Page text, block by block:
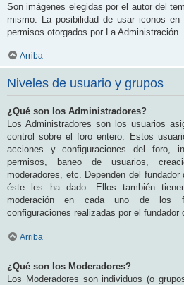
Son imágenes elegidas por el autor del
mismo. La posibilidad de usar iconos
permisos otorgados por La Administración.
Arriba
Niveles de usuario y grupos
¿Qué son los Administradores?
Los Administradores son los usuarios
control sobre el foro entero. Estos
acciones y configuraciones del foro,
permisos, baneo de usuarios,
moderadores, etc. Dependen del
éste les ha dado. Ellos también
moderación en cada uno de los
configuraciones realizadas por el fundador
Arriba
¿Qué son los Moderadores?
Los Moderadores son individuos (o